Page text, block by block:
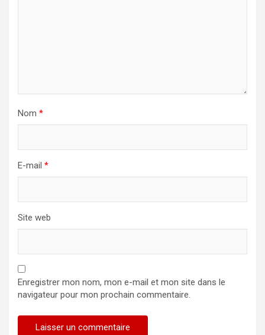
Nom *
E-mail *
Site web
Enregistrer mon nom, mon e-mail et mon site dans le
navigateur pour mon prochain commentaire.